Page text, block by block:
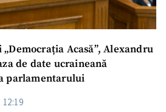
Acasă”, Alexandru
de date ucraineană
parlamentarului